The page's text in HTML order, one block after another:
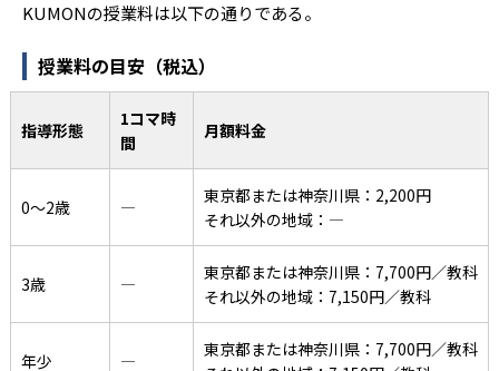
KUMONの授業料は以下の通りである。
授業料の目安（税込）
指導形態
1コマ時
間
月額料金
0〜2歳 ―
東京都または神奈川県：2,200円
それ以外の地域：―
3歳 ―
東京都または神奈川県：7,700円／教科
それ以外の地域：7,150円／教科
年少 ―
東京都または神奈川県：7,700円／教科